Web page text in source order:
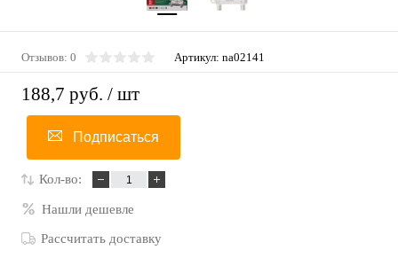
Отзывов: 0 Артикул: na02141
188,7 руб. / шт
Подписаться
Кол-во:
Нашли дешевле
Рассчитать доставку